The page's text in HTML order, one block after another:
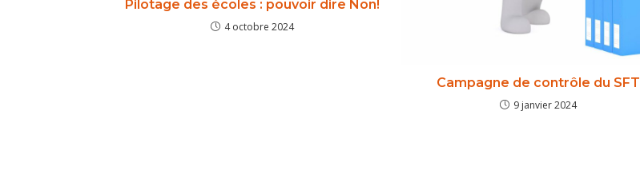
Pilotage des écoles : pouvoir dire Non!
4 octobre 2024
Campagne de contrôle du SFT
9 janvier 2024